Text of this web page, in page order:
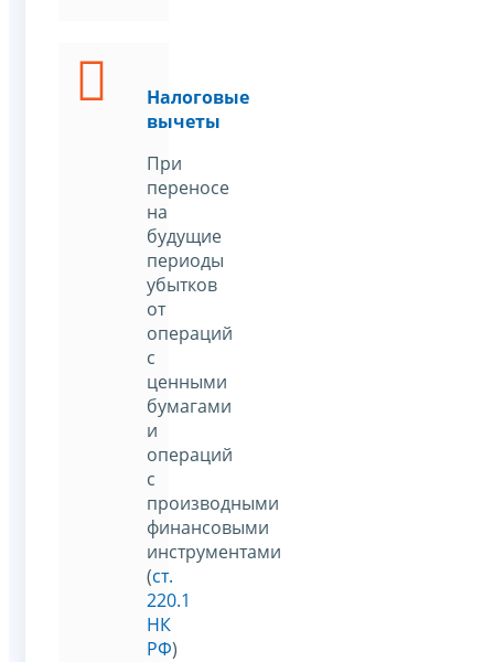
Налоговые
вычеты
При
переносе
на
будущие
периоды
убытков
от
операций
с
ценными
бумагами
и
операций
с
производными
финансовыми
инструментами
(ст.
220.1
НК
РФ)